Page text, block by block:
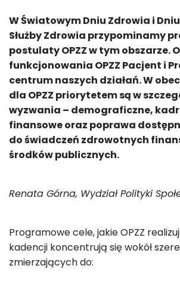
W Światowym Dniu Zdrowia i
Służby Zdrowia przypominamy
postulaty OPZZ w tym obszarze.
funkcjonowania OPZZ Pacjent i
centrum naszych działań. W
dla OPZZ priorytetem są w
wyzwania – demograficzne,
finansowe oraz poprawa
do świadczeń zdrowotnych
środków publicznych.
Renata Górna, Wydział Polityki
Programowe cele, jakie OPZZ
kadencji koncentrują się wokół
zmierzających do: